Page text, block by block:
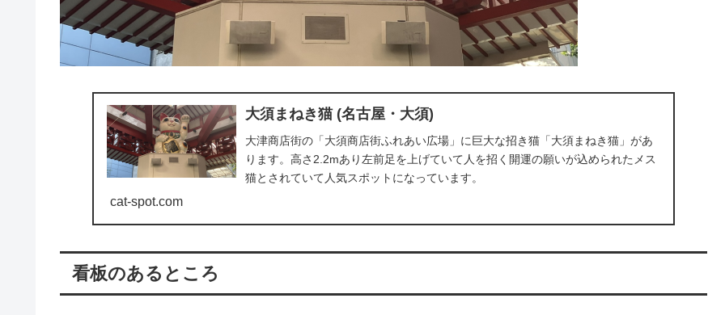
大須まねき猫 (名古屋・大須)
大津商店街の「大須商店街ふれあい広場」に巨大な招き猫「大須まねき猫」があ
ります。高さ2.2mあり左前足を上げていて人を招く開運の願いが込められたメス
猫とされていて人気スポットになっています。
cat-spot.com
看板のあるところ